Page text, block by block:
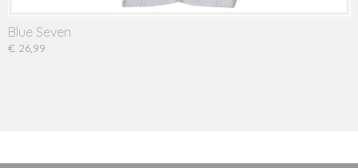
Blue Seven
€ 26,99